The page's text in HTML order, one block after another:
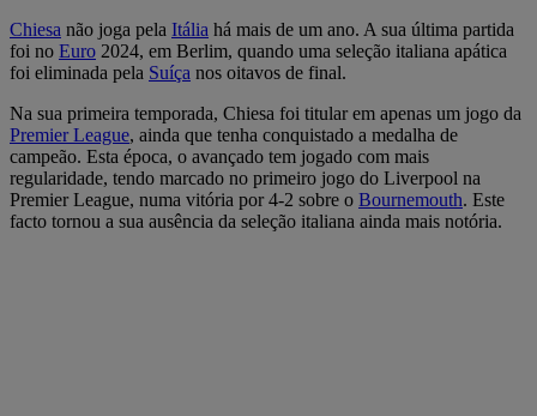
Chiesa não joga pela Itália há mais de um ano. A sua última partida
foi no Euro 2024, em Berlim, quando uma seleção italiana apática
foi eliminada pela Suíça nos oitavos de final.
Na sua primeira temporada, Chiesa foi titular em apenas um jogo da
Premier League, ainda que tenha conquistado a medalha de
campeão. Esta época, o avançado tem jogado com mais
regularidade, tendo marcado no primeiro jogo do Liverpool na
Premier League, numa vitória por 4-2 sobre o Bournemouth. Este
facto tornou a sua ausência da seleção italiana ainda mais notória.